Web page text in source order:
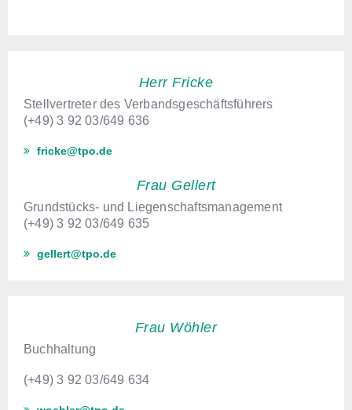
Herr Fricke
Stellvertreter des Verbandsgeschäftsführers
(+49) 3 92 03/649 636
fricke@tpo.de
Frau Gellert
Grundstücks- und Liegenschaftsmanagement
(+49) 3 92 03/649 635
gellert@tpo.de
Frau Wöhler
Buchhaltung
(+49) 3 92 03/649 634